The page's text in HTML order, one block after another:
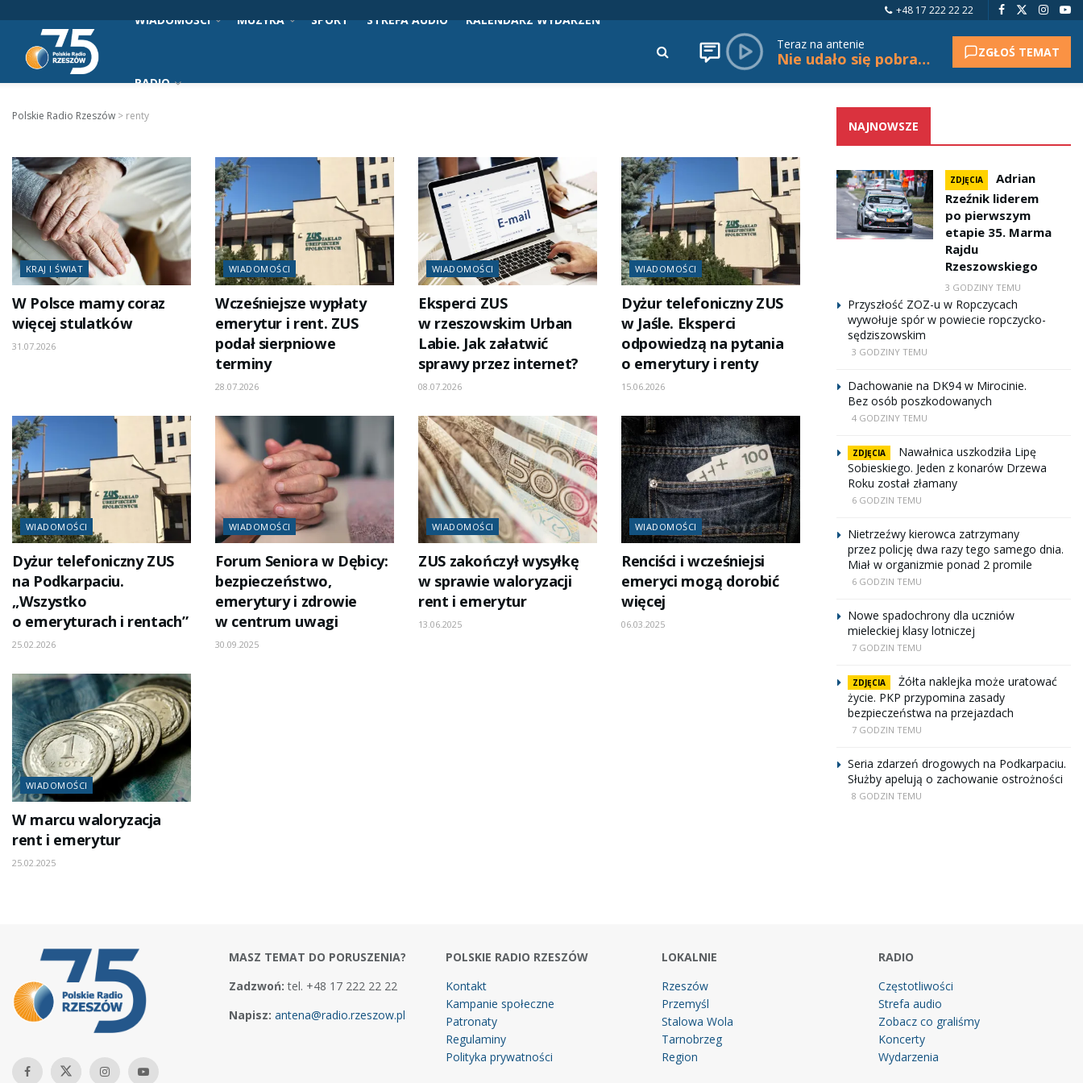
+48 17 222 22 22
WIADOMOŚCI MUZYKA SPORT STREFA AUDIO KALENDARZ WYDARZEŃ
RADIO
Teraz na antenie
Nie udało się pobrać tytułu. ZGŁOŚ TEMAT
Polskie Radio Rzeszów > renty
KRAJ I ŚWIAT
W Polsce mamy coraz
więcej stulatków
31.07.2026
WIADOMOŚCI
Wcześniejsze wypłaty
emerytur i rent. ZUS
podał sierpniowe
terminy
28.07.2026
WIADOMOŚCI
Eksperci ZUS
w rzeszowskim Urban
Labie. Jak załatwić
sprawy przez internet?
08.07.2026
WIADOMOŚCI
Dyżur telefoniczny ZUS
w Jaśle. Eksperci
odpowiedzą na pytania
o emerytury i renty
15.06.2026
WIADOMOŚCI
Dyżur telefoniczny ZUS
na Podkarpaciu.
„Wszystko
o emeryturach i rentach”
25.02.2026
WIADOMOŚCI
Forum Seniora w Dębicy:
bezpieczeństwo,
emerytury i zdrowie
w centrum uwagi
30.09.2025
WIADOMOŚCI
ZUS zakończył wysyłkę
w sprawie waloryzacji
rent i emerytur
13.06.2025
WIADOMOŚCI
Renciści i wcześniejsi
emeryci mogą dorobić
więcej
06.03.2025
WIADOMOŚCI
W marcu waloryzacja
rent i emerytur
25.02.2025
NAJNOWSZE
ZDJĘCIA
Adrian
Rzeźnik liderem
po pierwszym
etapie 35. Marma
Rajdu
Rzeszowskiego
3 GODZINY TEMU
Przyszłość ZOZ-u w Ropczycach
wywołuje spór w powiecie ropczycko-
sędziszowskim
3 GODZINY TEMU
Dachowanie na DK94 w Mirocinie.
Bez osób poszkodowanych
4 GODZINY TEMU
ZDJĘCIA
Nawałnica uszkodziła Lipę
Sobieskiego. Jeden z konarów Drzewa
Roku został złamany
6 GODZIN TEMU
Nietrzeźwy kierowca zatrzymany
przez policję dwa razy tego samego dnia.
Miał w organizmie ponad 2 promile
6 GODZIN TEMU
Nowe spadochrony dla uczniów
mieleckiej klasy lotniczej
7 GODZIN TEMU
ZDJĘCIA
Żółta naklejka może uratować
życie. PKP przypomina zasady
bezpieczeństwa na przejazdach
7 GODZIN TEMU
Seria zdarzeń drogowych na Podkarpaciu.
Służby apelują o zachowanie ostrożności
8 GODZIN TEMU
MASZ TEMAT DO PORUSZENIA?
Zadzwoń: tel. +48 17 222 22 22
Napisz: antena@radio.rzeszow.pl
POLSKIE RADIO RZESZÓW
Kontakt
Kampanie społeczne
Patronaty
Regulaminy
Polityka prywatności
LOKALNIE
Rzeszów
Przemyśl
Stalowa Wola
Tarnobrzeg
Region
RADIO
Częstotliwości
Strefa audio
Zobacz co graliśmy
Koncerty
Wydarzenia